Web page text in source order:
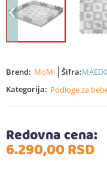
Brend: MoMi Šifra:
Kategorija: Podloge za
Redovna cena:
6.290,00RSD